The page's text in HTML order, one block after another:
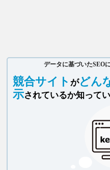
データに基づいたSEO
競合サイトがどん
示されているか知って